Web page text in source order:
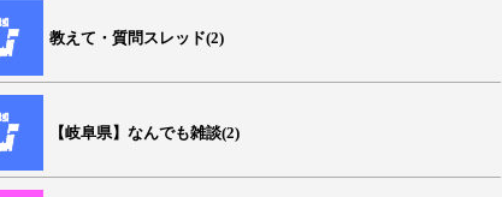
教えて・質問スレッド(2)
【岐阜県】なんでも雑談(2)